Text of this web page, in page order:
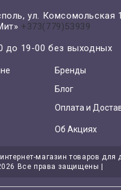
ул. Комсомольская
+373(779)53939
до 19-00 без выходных
Бренды
Блог
Оплата и
Об Акциях
магазин товаров для
Все права защищены |